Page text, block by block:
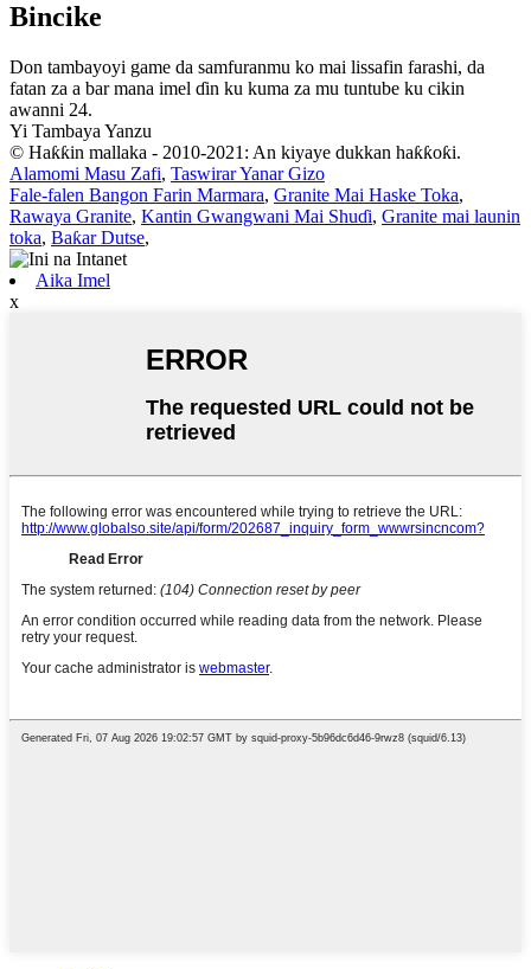
Bincike
Don tambayoyi game da samfuranmu ko mai lissafin farashi, da
fatan za a bar mana imel ɗin ku kuma za mu tuntube ku cikin
awanni 24.
Yi Tambaya Yanzu
© Haƙƙin mallaka - 2010-2021: An kiyaye dukkan haƙƙoƙi.
Alamomi Masu Zafi, Taswirar Yanar Gizo
Fale-falen Bangon Farin Marmara, Granite Mai Haske Toka,
Rawaya Granite, Kantin Gwangwani Mai Shuɗi, Granite mai launin
toka, Baƙar Dutse,
Aika Imel
x